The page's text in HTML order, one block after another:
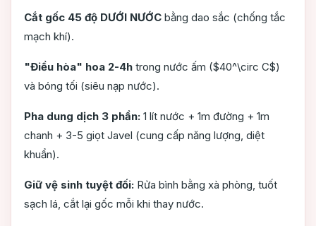
Cắt gốc 45 độ DƯỚI NƯỚC bằng dao sắc (chống tắc
mạch khí).
"Điều hòa" hoa 2-4h trong nước ấm ($40^\circ C$)
và bóng tối (siêu nạp nước).
Pha dung dịch 3 phần: 1 lít nước + 1m đường + 1m
chanh + 3-5 giọt Javel (cung cấp năng lượng, diệt
khuẩn).
Giữ vệ sinh tuyệt đối: Rửa bình bằng xà phòng, tuốt
sạch lá, cắt lại gốc mỗi khi thay nước.